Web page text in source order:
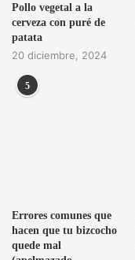
Pollo vegetal a la
cerveza con puré de
patata
20 diciembre, 2024
5
Errores comunes que
hacen que tu bizcocho
quede mal